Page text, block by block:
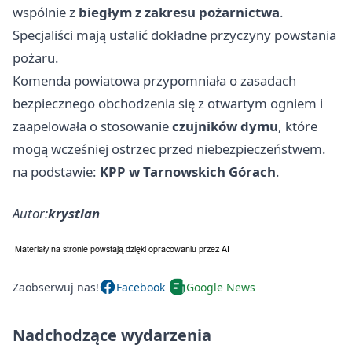
wspólnie z biegłym z zakresu pożarnictwa.
Specjaliści mają ustalić dokładne przyczyny powstania
pożaru.
Komenda powiatowa przypomniała o zasadach
bezpiecznego obchodzenia się z otwartym ogniem i
zaapelowała o stosowanieczujników dymu, które
mogą wcześniej ostrzec przed niebezpieczeństwem.
na podstawie: KPP w Tarnowskich Górach.
Autor:krystian
Zaobserwuj nas! Facebook Google News
Nadchodzące wydarzenia